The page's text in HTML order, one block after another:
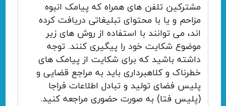
مشترکین تلفن های همراه که پیامک انبوه
مزاحم و یا با محتوای تبلیغاتی دریافت کرده
اند، می توانند با استفاده از روش های زیر
موضوع شکایت خود را پیگیری کنند. توجه
داشته باشید که برای شکایت از پیامک های
خطرناک و کلاهبرداری باید به مراجع قضایی و
پلیس فضای تولید و تبادل اطلاعات فراجا
(پلیس فتا) به صورت حضوری مراجعه کنید.